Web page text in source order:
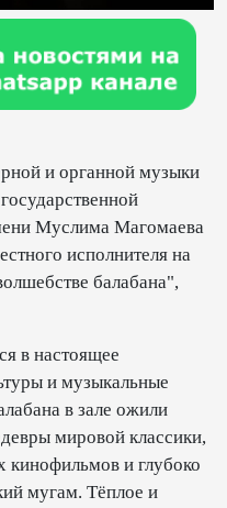
и органной музыки
Муслима Магомаева
исполнителя на
балабана",
в настоящее
и музыкальные
в зале ожили
мировой классики,
и глубоко
мугам. Тёплое и